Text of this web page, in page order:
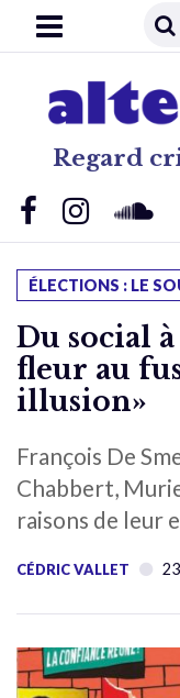
Regard
ÉLECTIONS : LE
Du social
fleur au
illusion»
François De
Chabbert,
raisons de leur
CÉDRIC VALLET